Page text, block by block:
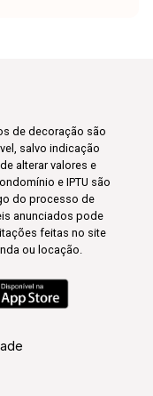
de decoração são
salvo indicação
alterar valores e
e IPTU são
do processo de
anunciados pode
feitas no site
ou locação.